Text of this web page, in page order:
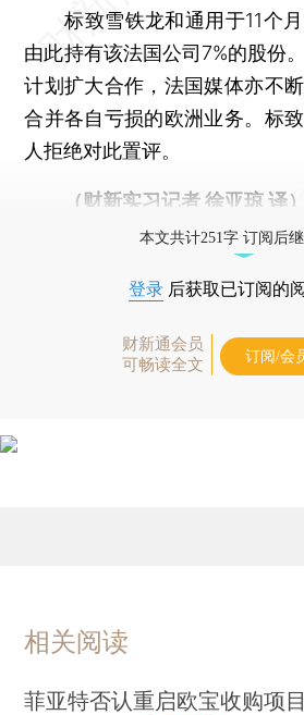
标致雪铁龙和通用于11个月
由此持有该法国公司7%的股份
计划扩大合作，法国媒体亦不
合并各自亏损的欧洲业务。标
人拒绝对此置评。
（财新实习记者 徐亚琼 译）
本文共计251字 订阅后
登录 后获取已订阅的
财新通会员
可畅读全文
订阅/会
相关阅读
菲亚特否认重启欧宝收购项目